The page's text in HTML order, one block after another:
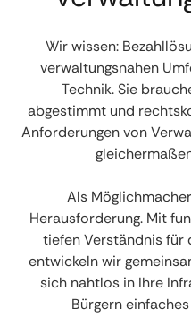
Wir wissen:
verwaltungsnahen
Technik. Sie
abgestimmt und
Anforderungen von
Als
Herausforderung. Mit
tiefen Verständnis für
entwickeln wir
sich nahtlos in Ihre
Bürgern